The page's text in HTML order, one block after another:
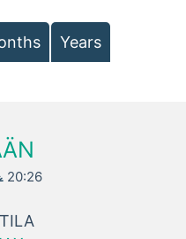
Years
20:26